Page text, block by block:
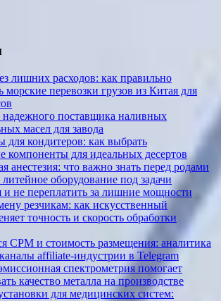
лишних расходов: как правильно
морские перевозки грузов из Китая для
надежного поставщика наливных
масел для завода
для кондитеров: как выбрать
компоненты для идеальных десертов
анестезия: что важно знать перед родами
оборудование под задачи
и не переплатить за лишние мощности
резчикам: как искусственный
точность и скорость обработки
CPM и стоимость размещения: аналитика
affiliate-индустрии в Telegram
спектрометрия помогает
качество металла на производстве
для медицинских систем: